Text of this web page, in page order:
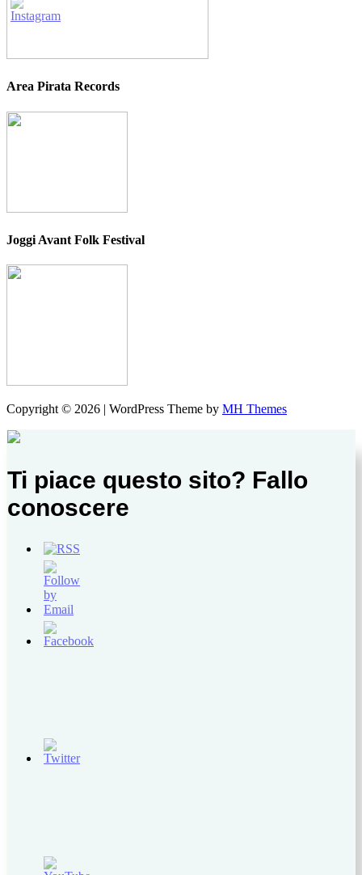
Area Pirata Records
Joggi Avant Folk Festival
Copyright © 2026 | WordPress Theme by MH Themes
Ti piace questo sito? Fallo
conoscere